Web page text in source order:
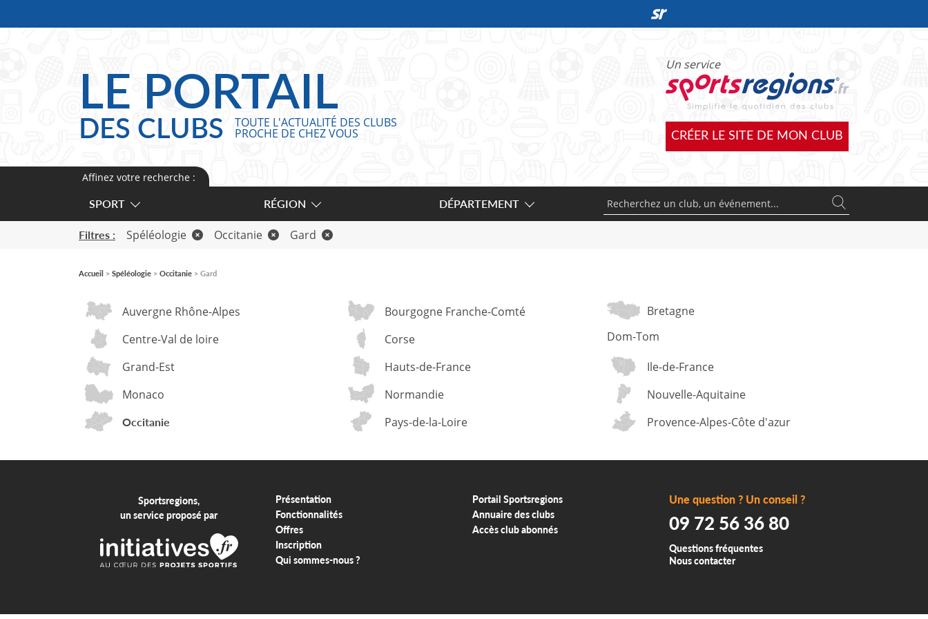
Auvergne Rhône-Alpes Bourgogne Franche-Comté
Bretagne
Centre-Val de loire
Corse
Dom-Tom
Grand-Est
Hauts-de-France
Ile-de-France
Monaco
Normandie Nouvelle-Aquitaine
Occitanie Pays-de-la-Loire Provence-Alpes-Côte d'azur
Affinez votre recherche :
SPORT
RÉGION DÉPARTEMENT
Filtres : Spéléologie Occitanie Gard
Accueil Spéléologie Occitanie Gard
LE PORTAIL
DES CLUBS TOUTE L'ACTUALITÉ DES CLUBS
PROCHE DE CHEZ VOUS
Un service
CRÉER LE SITE DE MON CLUB
Sportsregions,
un service proposé par
Présentation
Fonctionnalités
Offres
Inscription
Qui sommes-nous ?
Portail Sportsregions
Annuaire des clubs
Accès club abonnés
Une question ? Un conseil ?
09 72 56 36 80
Questions fréquentes
Nous contacter